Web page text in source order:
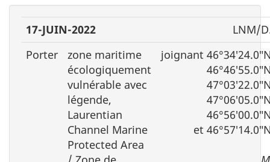
17-JUIN-2022
LNM/
Porter
zone maritime
écologiquement
vulnérable avec
légende,
Laurentian
Channel Marine
Protected Area
joignant
et